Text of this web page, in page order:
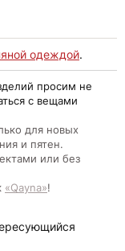
одеждой.
просим не
с вещами
для новых
и пятен.
или без
«Qayna»!